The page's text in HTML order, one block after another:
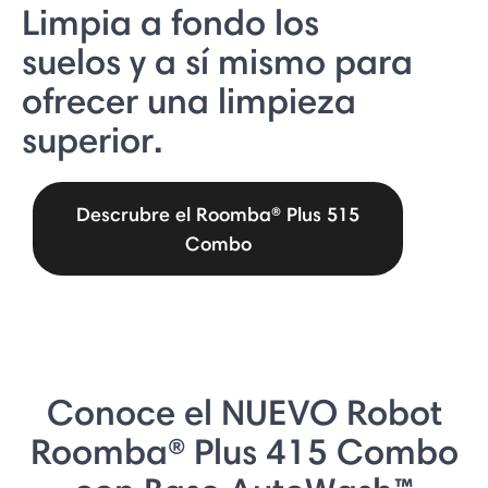
Limpia a fondo los
suelos y a sí mismo para
ofrecer una limpieza
superior.
Descrubre el Roomba® Plus 515
Combo
Conoce el NUEVO Robot
Roomba® Plus 415 Combo